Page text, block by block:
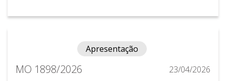
Apresentação
MO 1898/2026
23/04/2026